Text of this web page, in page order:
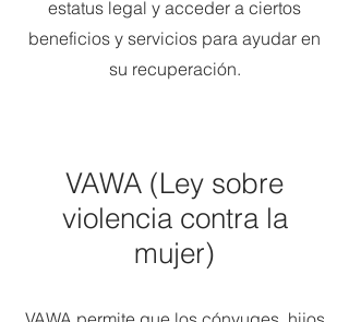
estatus legal y acceder a ciertos
beneficios y servicios para ayudar en
su recuperación.
VAWA (Ley sobre
violencia contra la
mujer)